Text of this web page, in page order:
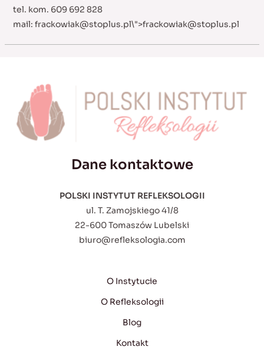
tel. kom. 609 692 828
mail: frackowiak@stoplus.pl\">frackowiak@stoplus.pl
Dane kontaktowe
POLSKI INSTYTUT REFLEKSOLOGII
ul. T. Zamojskiego 41/8
22-600 Tomaszów Lubelski
biuro@refleksologia.com
O Instytucie
O Refleksologii
Blog
Kontakt